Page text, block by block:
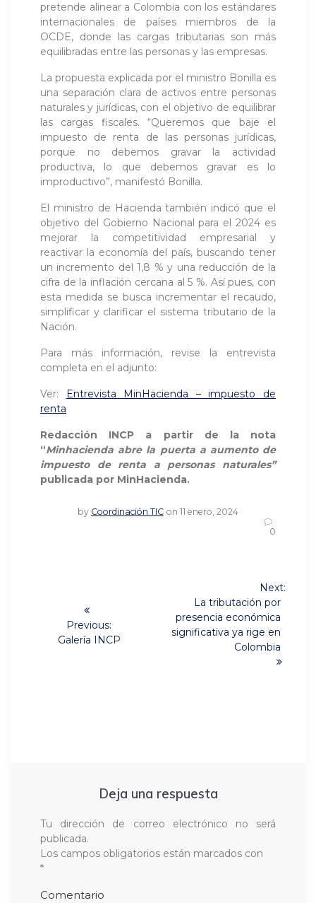
pretende alinear a Colombia con los estándares
internacionales de países miembros de la
OCDE, donde las cargas tributarias son más
equilibradas entre las personas y las empresas.
La propuesta explicada por el ministro Bonilla es
una separación clara de activos entre personas
naturales y jurídicas, con el objetivo de equilibrar
las cargas fiscales. “Queremos que baje el
impuesto de renta de las personas jurídicas,
porque no debemos gravar la actividad
productiva, lo que debemos gravar es lo
improductivo”, manifestó Bonilla.
El ministro de Hacienda también indicó que el
objetivo del Gobierno Nacional para el 2024 es
mejorar la competitividad empresarial y
reactivar la economía del país, buscando tener
un incremento del 1,8 % y una reducción de la
cifra de la inflación cercana al 5 %. Así pues, con
esta medida se busca incrementar el recaudo,
simplificar y clarificar el sistema tributario de la
Nación.
Para más información, revise la entrevista
completa en el adjunto:
Ver:
Entrevista MinHacienda – impuesto de
renta
Redacción INCP a partir de la nota
“Minhacienda abre la puerta a aumento de
impuesto de renta a personas naturales”
publicada por MinHacienda.
by Coordinación TIC on 11 enero, 2024
0
entradas
Previous:
PreviousGalería INCP
Next:
post:
La tributación por
presencia económica
significativa ya rige en
Colombia
Deja una respuesta
Tu dirección de correo electrónico no será
publicada.
Los campos obligatorios están marcados con
*
Comentario